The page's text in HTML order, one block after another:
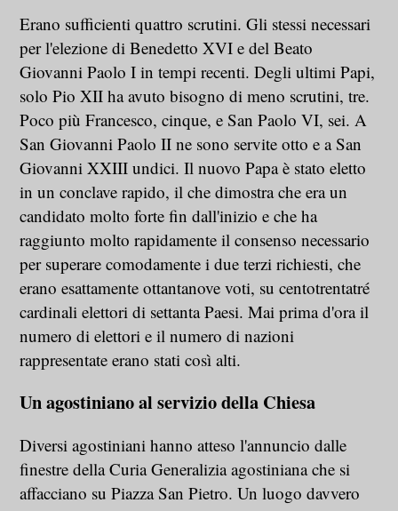
Erano sufficienti quattro scrutini. Gli stessi necessari
per l'elezione di Benedetto XVI e del Beato
Giovanni Paolo I in tempi recenti. Degli ultimi Papi,
solo Pio XII ha avuto bisogno di meno scrutini, tre.
Poco più Francesco, cinque, e San Paolo VI, sei. A
San Giovanni Paolo II ne sono servite otto e a San
Giovanni XXIII undici. Il nuovo Papa è stato eletto
in un conclave rapido, il che dimostra che era un
candidato molto forte fin dall'inizio e che ha
raggiunto molto rapidamente il consenso necessario
per superare comodamente i due terzi richiesti, che
erano esattamente ottantanove voti, su centotrentatré
cardinali elettori di settanta Paesi. Mai prima d'ora il
numero di elettori e il numero di nazioni
rappresentate erano stati così alti.
Un agostiniano al servizio della Chiesa
Diversi agostiniani hanno atteso l'annuncio dalle
finestre della Curia Generalizia agostiniana che si
affacciano su Piazza San Pietro. Un luogo davvero